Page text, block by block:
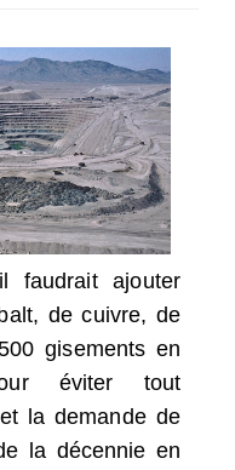
faudrait ajouter
de cuivre, de
gisements en
éviter tout
la demande de
la décennie en